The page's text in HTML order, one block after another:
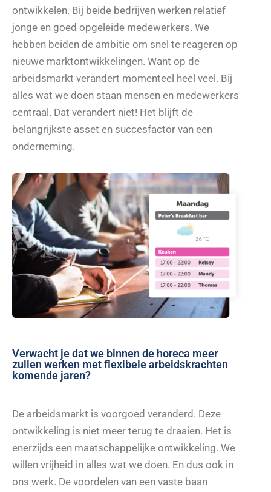
ontwikkelen. Bij beide bedrijven werken relatief
jonge en goed opgeleide medewerkers. We
hebben beiden de ambitie om snel te reageren op
nieuwe marktontwikkelingen. Want op de
arbeidsmarkt verandert momenteel heel veel. Bij
alles wat we doen staan mensen en medewerkers
centraal. Dat verandert niet! Het blijft de
belangrijkste asset en succesfactor van een
onderneming.
Verwacht je dat we binnen de horeca meer
zullen werken met flexibele arbeidskrachten
komende jaren?
De arbeidsmarkt is voorgoed veranderd. Deze
ontwikkeling is niet meer terug te draaien. Het is
enerzijds een maatschappelijke ontwikkeling. We
willen vrijheid in alles wat we doen. En dus ook in
ons werk. De voordelen van een vaste baan